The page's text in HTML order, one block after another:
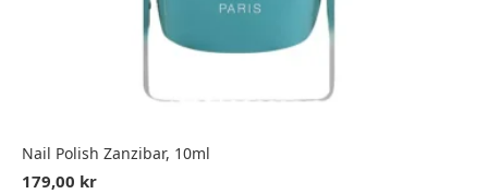
Nail Polish Zanzibar, 10ml
179,00 kr